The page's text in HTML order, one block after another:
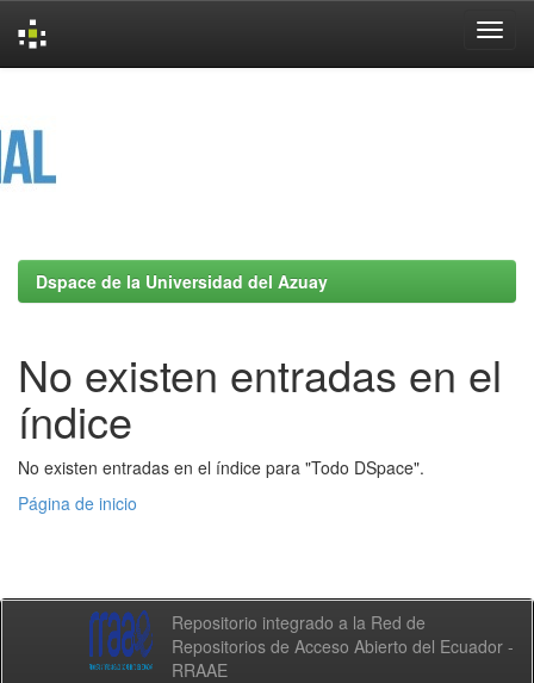
Dspace de la Universidad del Azuay
No existen entradas en el
índice
No existen entradas en el índice para "Todo DSpace".
Página de inicio
Repositorio integrado a la Red de
Repositorios de Acceso Abierto del Ecuador -
RRAAE